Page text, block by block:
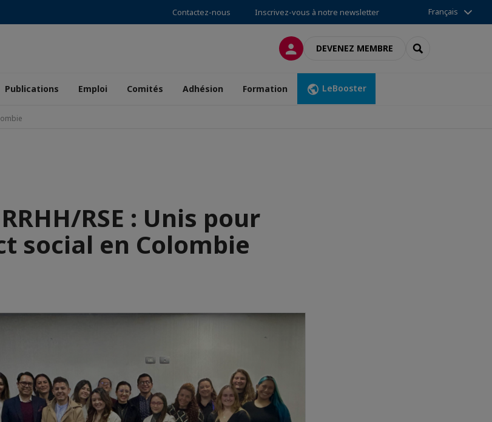
Contactez-nous Inscrivez-vous à notre newsletter Français
CONNEXIONDEVENEZ MEMBRE RECHERCHER
Publications Emploi Comités Adhésion Formation LeBooster
RSE : Unis pour
social en Colombie